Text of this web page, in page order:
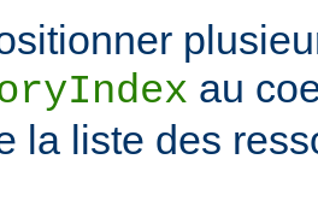
au
la liste des